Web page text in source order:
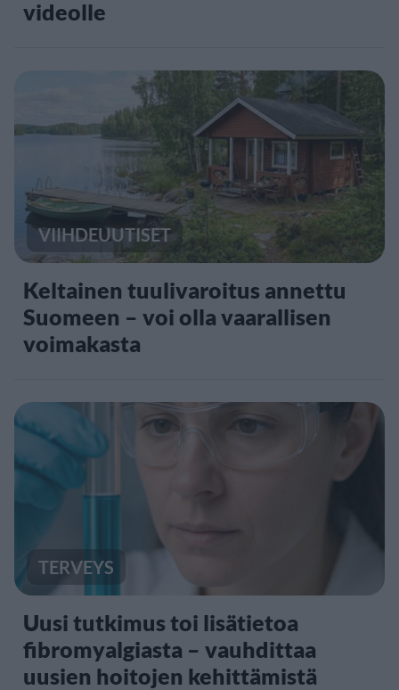
videolle
VIIHDEUUTISET
Keltainen tuulivaroitus annettu
Suomeen – voi olla vaarallisen
voimakasta
TERVEYS
Uusi tutkimus toi lisätietoa
fibromyalgiasta – vauhdittaa
uusien hoitojen kehittämistä